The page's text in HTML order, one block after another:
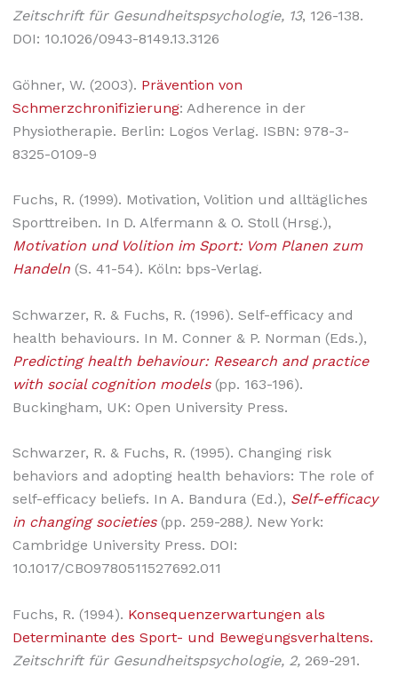
Zeitschrift für Gesundheitspsychologie, 13, 126-138.
DOI: 10.1026/0943-8149.13.3126
Göhner, W. (2003). Prävention von
Schmerzchronifizierung: Adherence in der
Physiotherapie. Berlin: Logos Verlag. ISBN: 978-3-
8325-0109-9
Fuchs, R. (1999). Motivation, Volition und alltägliches
Sporttreiben. In D. Alfermann & O. Stoll (Hrsg.),
Motivation und Volition im Sport: Vom Planen zum
Handeln(S. 41-54). Köln: bps-Verlag.
Schwarzer, R. & Fuchs, R. (1996). Self-efficacy and
health behaviours. In M. Conner & P. Norman (Eds.),
Predicting health behaviour: Research and practice
with social cognition models (pp. 163-196).
Buckingham, UK: Open University Press.
Schwarzer, R. & Fuchs, R. (1995). Changing risk
behaviors and adopting health behaviors: The role of
self-efficacy beliefs. In A. Bandura (Ed.), Self-efficacy
in changing societies (pp. 259-288).New York:
Cambridge University Press. DOI:
10.1017/CBO9780511527692.011
Fuchs, R. (1994). Konsequenzerwartungen als
Determinante des Sport- und Bewegungsverhaltens.
Zeitschrift für Gesundheitspsychologie, 2, 269-291.